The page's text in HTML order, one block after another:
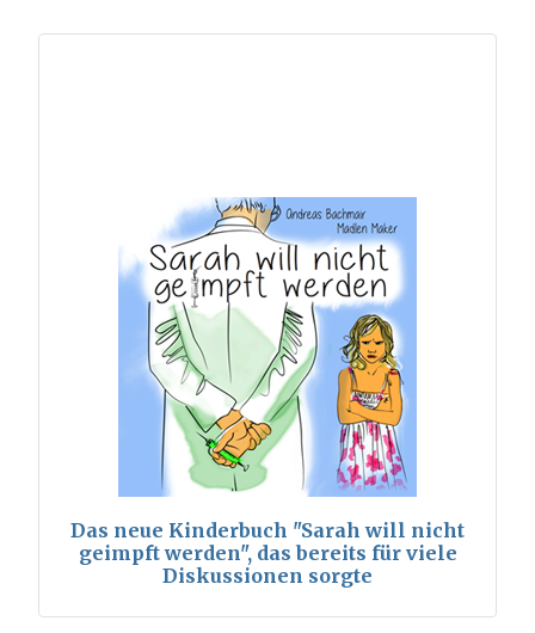
Das neue Kinderbuch "Sarah will nicht
geimpft werden", das bereits für viele
Diskussionen sorgte